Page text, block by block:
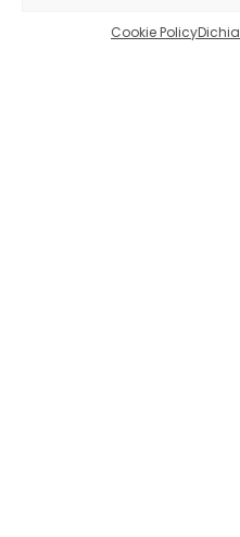
Cookie Policy
formazioni?